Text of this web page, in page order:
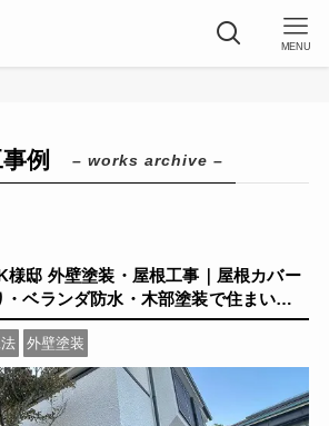
MENU
例 – works archive –
様邸 外壁塗装・屋根工事｜屋根カバー
ベランダ防水・木部塗装で住まいの
外壁塗装